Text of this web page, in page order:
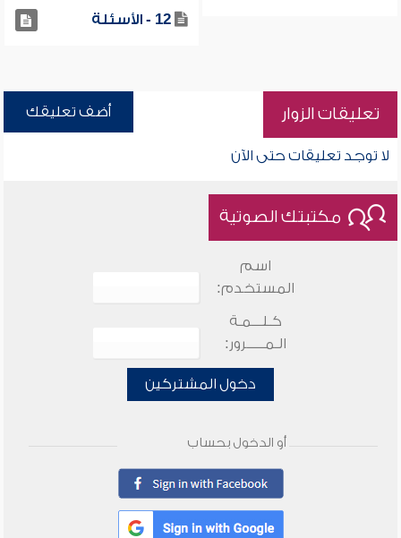
12 - الأسئلة
تعليقات الزوار أضف تعليقك
لا توجد تعليقات حتى الآن
مكتبتك الصوتية
اسم
المستخدم:
كـلـــمـة
الـمـــــرور:
دخول المشتركين
أو الدخول بحساب